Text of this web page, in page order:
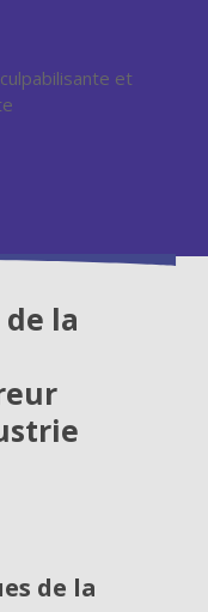
et
la
de la